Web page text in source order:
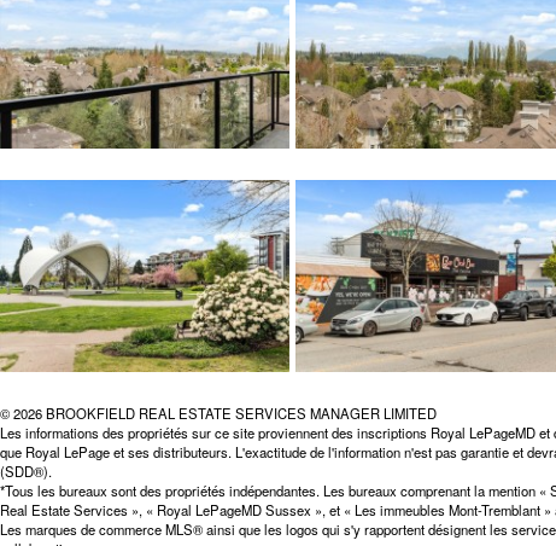
© 2026 BROOKFIELD REAL ESTATE SERVICES MANAGER LIMITED
Les informations des propriétés sur ce site proviennent des inscriptions Royal LePageMD
que Royal LePage et ses distributeurs. L'exactitude de l'information n'est pas garantie et
(SDD®).
*Tous les bureaux sont des propriétés indépendantes. Les bureaux comprenant la
Real Estate Services », « Royal LePageMD Sussex », et « Les immeubles Mont-Tremblant
Les marques de commerce MLS® ainsi que les logos qui s'y rapportent désignent les